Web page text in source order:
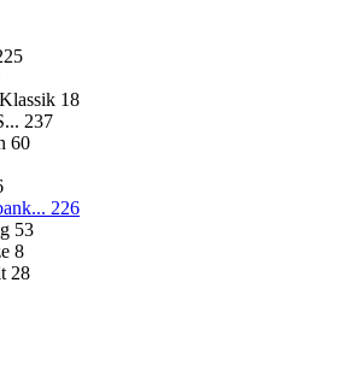
18
237
60
226
53
8
28